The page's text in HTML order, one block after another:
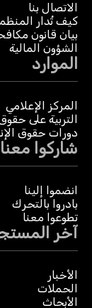
الاتصال بنا
كيف تُدار
بيان قانون
الشؤون المالية
الموارد
المركز الإعلامي
التربية على
دورات حقوق
شاركوا معنا
انضموا إلينا
بادروا بالتحرك
تطوعوا معنا
آخر
الأخبار
الحملات
الأبحاث